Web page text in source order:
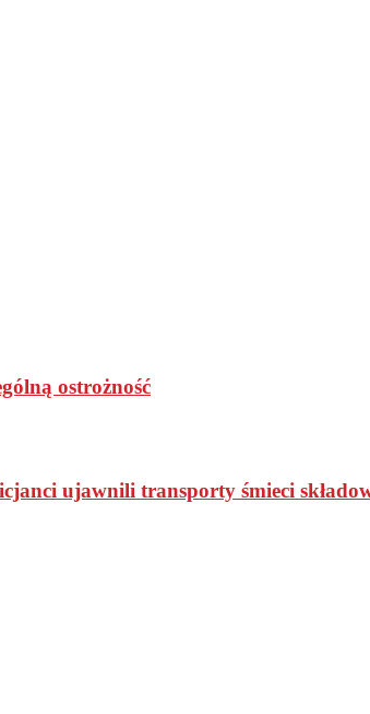
ostrożność
ujawnili transporty śmieci